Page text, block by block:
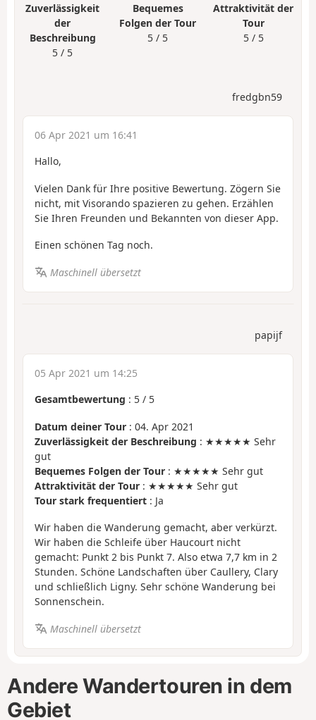
Zuverlässigkeit
der
Beschreibung
5 / 5
Bequemes
Folgen der Tour
5 / 5
Attraktivität der
Tour
5 / 5
fredgbn59
06 Apr 2021 um 16:41
Hallo,
Vielen Dank für Ihre positive Bewertung. Zögern Sie
nicht, mit Visorando spazieren zu gehen. Erzählen
Sie Ihren Freunden und Bekannten von dieser App.
Einen schönen Tag noch.
Maschinell übersetzt
papijf
05 Apr 2021 um 14:25
Gesamtbewertung : 5 / 5
Datum deiner Tour : 04. Apr 2021
Zuverlässigkeit der Beschreibung : ★★★★★ Sehr
gut
Bequemes Folgen der Tour : ★★★★★ Sehr gut
Attraktivität der Tour : ★★★★★ Sehr gut
Tour stark frequentiert : Ja
Wir haben die Wanderung gemacht, aber verkürzt.
Wir haben die Schleife über Haucourt nicht
gemacht: Punkt 2 bis Punkt 7. Also etwa 7,7 km in 2
Stunden. Schöne Landschaften über Caullery, Clary
und schließlich Ligny. Sehr schöne Wanderung bei
Sonnenschein.
Maschinell übersetzt
Andere Wandertouren in dem
Gebiet